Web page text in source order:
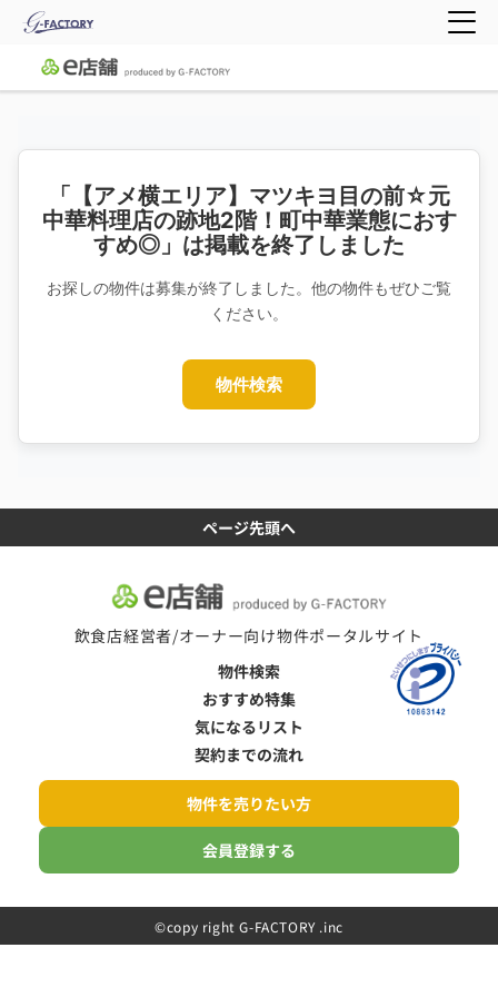
「【アメ横エリア】マツキヨ目の前☆元
中華料理店の跡地2階！町中華業態におす
すめ◎」は掲載を終了しました
お探しの物件は募集が終了しました。他の物件もぜひご覧
ください。
物件検索
ページ先頭へ
飲食店経営者/オーナー向け物件ポータルサイト
物件検索
おすすめ特集
気になるリスト
契約までの流れ
物件を売りたい方
会員登録する
©️copy right G-FACTORY .inc